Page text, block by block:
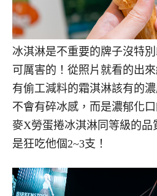
冰淇淋是不重要的牌子沒特
可厲害的！從照片就看的出
有偷工減料的霜淇淋該有的
不會有碎冰感，而是濃郁化
麥X勞蛋捲冰淇淋同等級的品
是狂吃他個2~3支！